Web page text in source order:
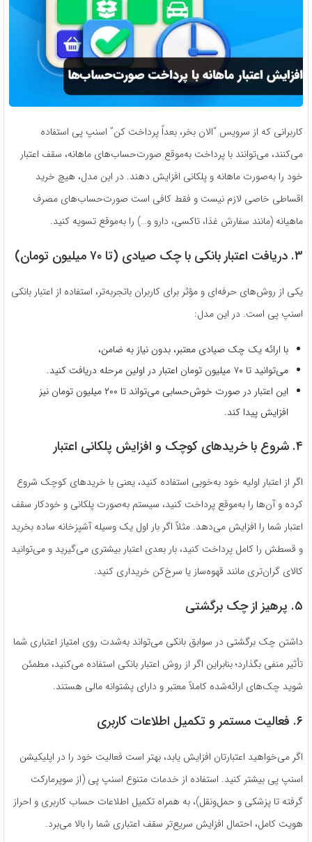
کاربرانی که از سرویس “الان بخر، بعداً پرداخت کن” اسنپ پی استفاده
می‌کنند، می‌توانند با پرداخت به‌موقع صورت‌حساب‌های ماهانه، سقف اعتبار
خود را به‌صورت ماهانه و پلکانی افزایش دهند. در این مدل، هیچ خرید
اقساطی خاصی لازم نیست و فقط کافی است صورت‌حساب‌های مصرف
ماهیانه (مانند سفارش غذا، تاکسی، دارو و…) را به‌موقع تسویه کنید.
۳. دریافت اعتبار بانکی با چک صیادی (تا ۷۰ میلیون تومان)
یکی از روش‌های حرفه‌ای و مؤثر برای کاربران باتجربه‌تر، استفاده از اعتبار بانکی
اسنپ پی است. در این مدل:
با ارائه یک چک صیادی معتبر، بدون نیاز به ضامن،
می‌توانید تا ۷۰ میلیون تومان اعتبار در اولین مرحله دریافت کنید.
این اعتبار در صورت خوش‌حسابی می‌تواند تا ۲۰۰ میلیون تومان نیز
افزایش پیدا کند.
۴. شروع با خریدهای کوچک و افزایش پلکانی اعتبار
اگر از اعتبار اولیه خود به‌خوبی استفاده کنید، یعنی با خریدهای کوچک شروع
کرده و آن‌ها را به‌موقع پرداخت کنید، سیستم به‌صورت پلکانی و خودکار سقف
اعتبار شما را افزایش می‌دهد. مثلاً اگر بار اول یک وسیله آشپزخانه ساده بخرید
و قسطش را کامل پرداخت کنید، بار بعدی اعتبار بیشتری می‌گیرید و می‌توانید
کالای گران‌تری مانند قهوه‌ساز یا سرخ‌کن خریداری کنید.
۵. پرهیز از چک برگشتی
داشتن چک برگشتی در سوابق بانکی می‌تواند به‌شدت روی امتیاز اعتباری شما
تأثیر منفی بگذارد؛ بنابراین اگر از روش اعتبار بانکی استفاده می‌کنید، مطمئن
شوید چک‌های ارائه‌شده کاملاً معتبر و دارای پشتوانه مالی هستند.
۶. فعالیت مستمر و تکمیل اطلاعات کاربری
اگر می‌خواهید اعتبارتان افزایش یابد، بهتر است فعالیت خود را در اپلیکیشن
اسنپ پی بیشتر کنید. استفاده از خدمات متنوع اسنپ پی (از سوپرمارکت
گرفته تا پزشکی و حمل‌ونقل)، به همراه تکمیل اطلاعات حساب کاربری و احراز
هویت کامل، احتمال افزایش سریع‌تر سقف اعتباری شما را بالا می‌برد.